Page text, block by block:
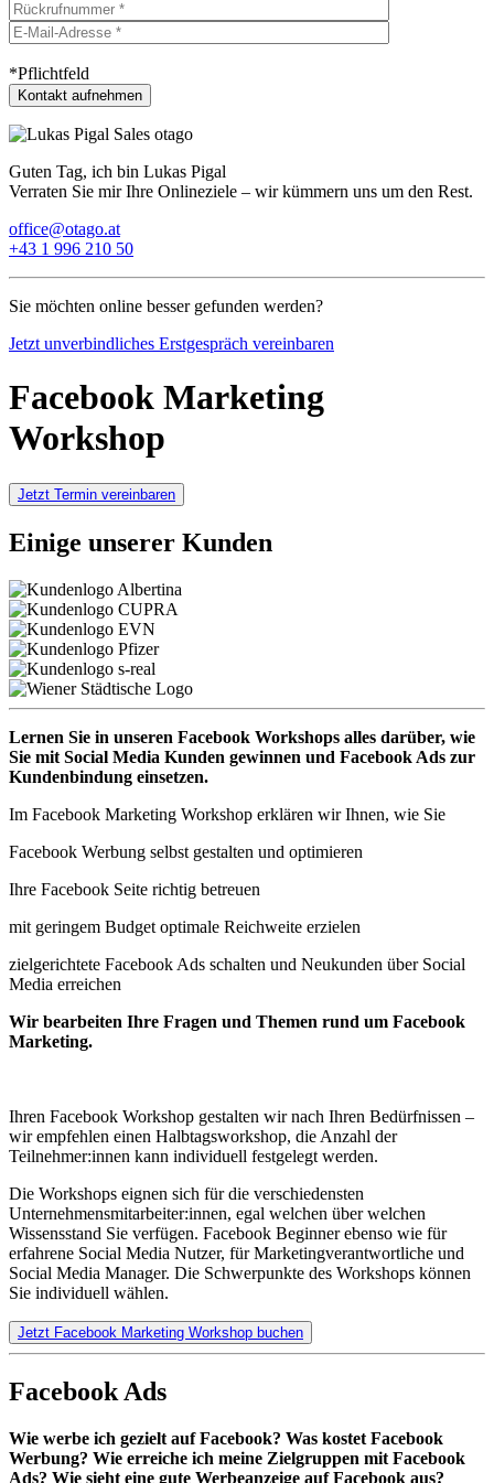
*Pflichtfeld
Guten Tag, ich bin Lukas Pigal
Verraten Sie mir Ihre Onlineziele – wir kümmern uns um den Rest.
office@otago.at
+43 1 996 210 50
Sie möchten online besser gefunden werden?
Jetzt unverbindliches Erstgespräch vereinbaren
Facebook Marketing
Workshop
Jetzt Termin vereinbaren
Einige unserer Kunden
Lernen Sie in unseren Facebook Workshops alles darüber, wie
Sie mit Social Media Kunden gewinnen und Facebook Ads zur
Kundenbindung einsetzen.
Im Facebook Marketing Workshop erklären wir Ihnen, wie Sie
Facebook Werbung selbst gestalten und optimieren
Ihre Facebook Seite richtig betreuen
mit geringem Budget optimale Reichweite erzielen
zielgerichtete Facebook Ads schalten und Neukunden über Social
Media erreichen
Wir bearbeiten Ihre Fragen und Themen rund um Facebook
Marketing.
Ihren Facebook Workshop gestalten wir nach Ihren Bedürfnissen –
wir empfehlen einen Halbtagsworkshop, die Anzahl der
Teilnehmer:innen kann individuell festgelegt werden.
Die Workshops eignen sich für die verschiedensten
Unternehmensmitarbeiter:innen, egal welchen über welchen
Wissensstand Sie verfügen. Facebook Beginner ebenso wie für
erfahrene Social Media Nutzer, für Marketingverantwortliche und
Social Media Manager. Die Schwerpunkte des Workshops können
Sie individuell wählen.
Jetzt Facebook Marketing Workshop buchen
Facebook Ads
Wie werbe ich gezielt auf Facebook? Was kostet Facebook
Werbung? Wie erreiche ich meine Zielgruppen mit Facebook
Ads? Wie sieht eine gute Werbeanzeige auf Facebook aus?